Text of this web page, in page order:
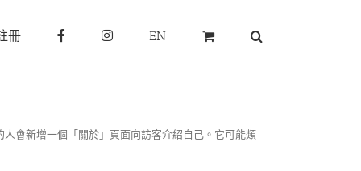
冊 EN
會新增一個「關於」頁面向訪客介紹自己。它可能類